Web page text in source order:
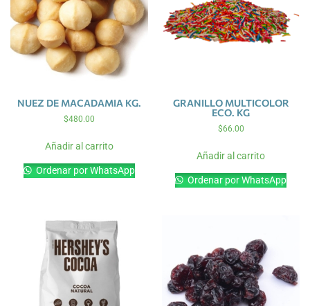
NUEZ DE MACADAMIA KG.
$480.00
Añadir al carrito
Ordenar por WhatsApp
GRANILLO MULTICOLOR
ECO. KG
$66.00
Añadir al carrito
Ordenar por WhatsApp